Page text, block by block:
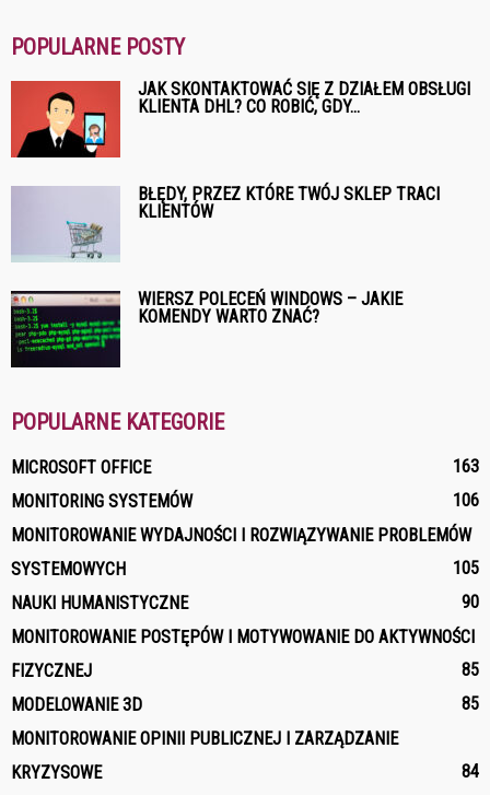
POPULARNE POSTY
JAK SKONTAKTOWAĆ SIĘ Z DZIAŁEM OBSŁUGI
KLIENTA DHL? CO ROBIĆ, GDY...
BŁĘDY, PRZEZ KTÓRE TWÓJ SKLEP TRACI
KLIENTÓW
WIERSZ POLECEŃ WINDOWS – JAKIE
KOMENDY WARTO ZNAĆ?
POPULARNE KATEGORIE
MICROSOFT OFFICE
163
MONITORING SYSTEMÓW
106
MONITOROWANIE WYDAJNOŚCI I ROZWIĄZYWANIE PROBLEMÓW
SYSTEMOWYCH
105
NAUKI HUMANISTYCZNE
90
MONITOROWANIE POSTĘPÓW I MOTYWOWANIE DO AKTYWNOŚCI
FIZYCZNEJ
85
MODELOWANIE 3D
85
MONITOROWANIE OPINII PUBLICZNEJ I ZARZĄDZANIE
KRYZYSOWE
84